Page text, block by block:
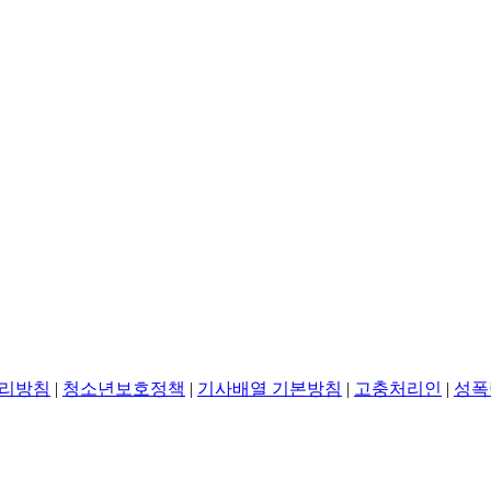
방침 | 청소년보호정책 | 기사배열 기본방침 | 고충처리인 | 성